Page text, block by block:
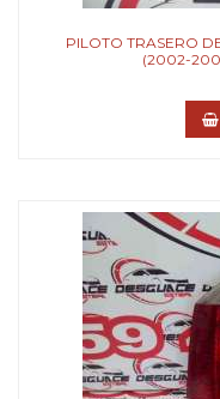
PILOTO TRASERO
(2002-